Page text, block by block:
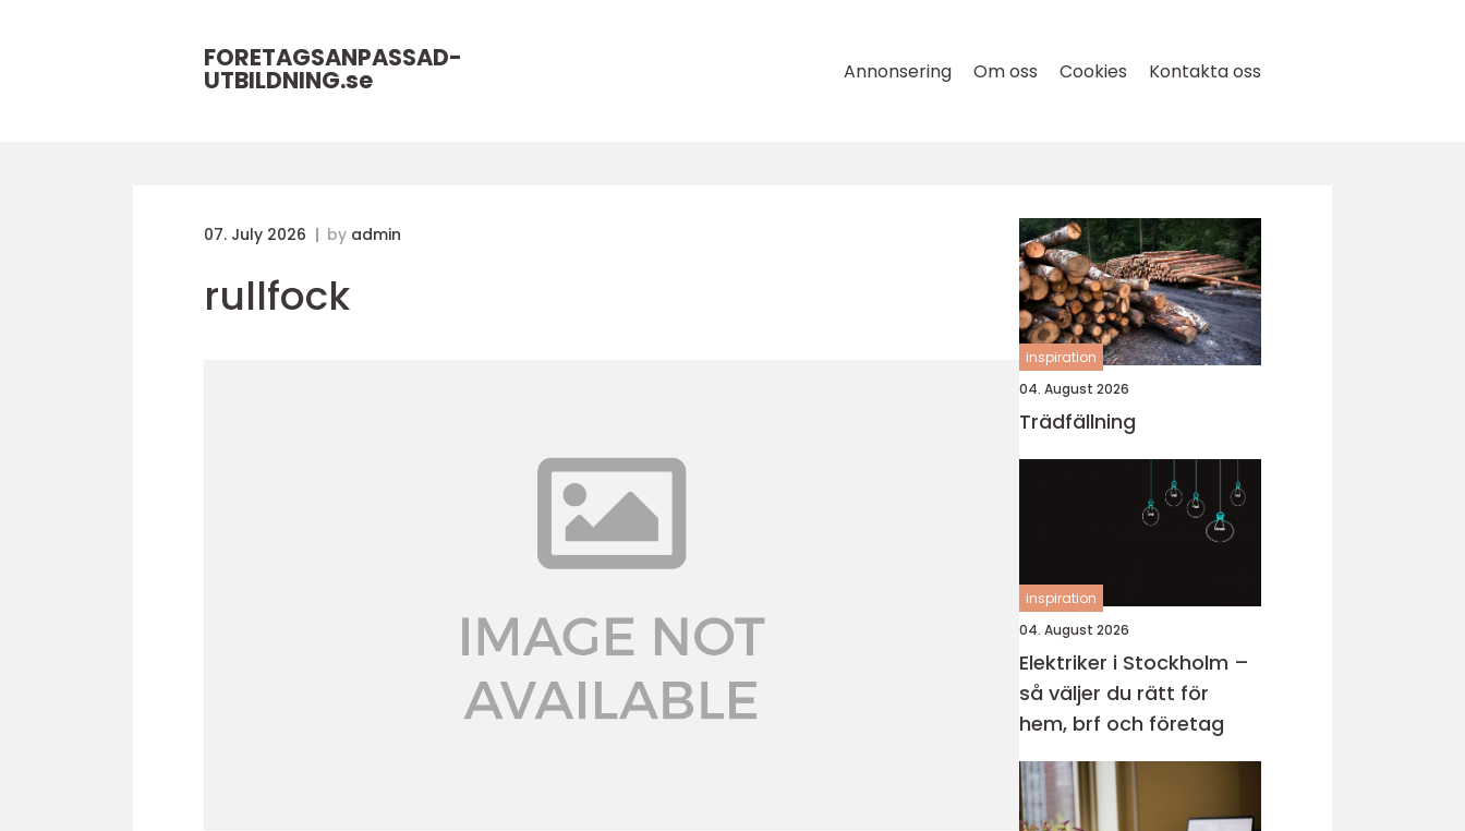
FORETAGSANPASSAD-
UTBILDNING.se Annonsering Om oss Cookies Kontakta oss
07. July 2026 by admin
rullfock
inspiration
04. August 2026
Trädfällning
inspiration
04. August 2026
Elektriker i Stockholm –
så väljer du rätt för
hem, brf och företag